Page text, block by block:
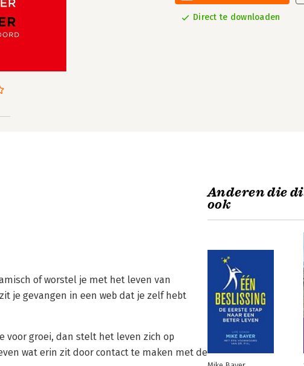
Direct te downloaden
of worstel je met het leven van
je gevangen in een web dat je zelf hebt
voor groei, dan stelt het leven zich op
wat erin zit door contact te maken met de
Anderen die
ook